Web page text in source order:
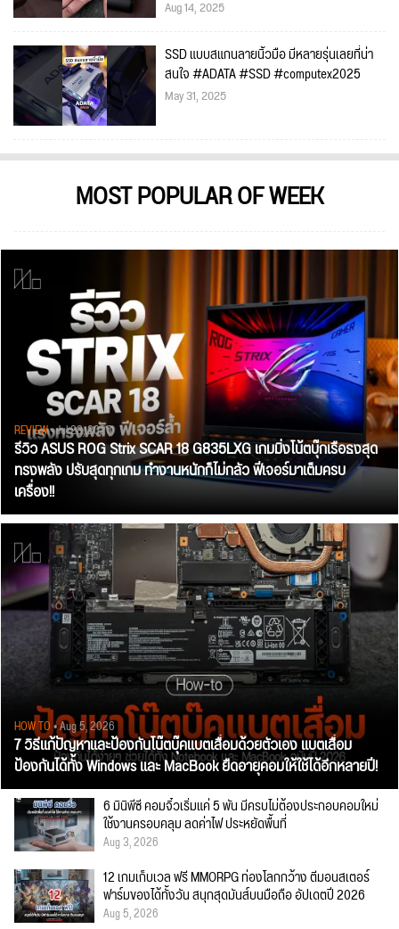
Aug 14, 2025
SSD แบบสแกนลายนิ้วมือ มีหลายรุ่นเลยที่น่า
สนใจ #ADATA #SSD #computex2025
May 31, 2025
MOST POPULAR OF WEEK
REVIEW• Jul 28, 2026
รีวิว ASUS ROG Strix SCAR 18 G835LXG เกมมิ่งโน้ตบุ๊กเรือธงสุด
ทรงพลัง ปรับสุดทุกเกม ทำงานหนักก็ไม่กลัว ฟีเจอร์มาเต็มครบ
เครื่อง!!
HOW TO• Aug 5, 2026
7 วิธีแก้ปัญหาและป้องกันโน๊ตบุ๊คแบตเสื่อมด้วยตัวเอง แบตเสื่อม
ป้องกันได้ทั้ง Windows และ MacBook ยืดอายุคอมให้ใช้ได้อีกหลายปี!
6 มินิพีซี คอมจิ๋วเริ่มแค่ 5 พัน มีครบไม่ต้องประกอบคอมใหม่
ใช้งานครอบคลุม ลดค่าไฟ ประหยัดพื้นที่
Aug 3, 2026
12 เกมเก็บเวล ฟรี MMORPG ท่องโลกกว้าง ตีมอนสเตอร์
ฟาร์มของได้ทั้งวัน สนุกสุดมันส์บนมือถือ อัปเดตปี 2026
Aug 5, 2026